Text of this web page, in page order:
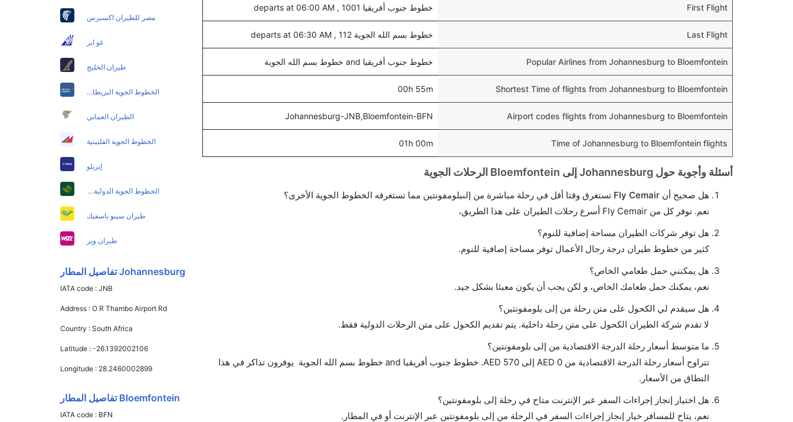
First Flight خطوط جنوب أفريقيا 1001 , departs at 06:00 AM
Last Flight خطوط بسم الله الجوية 112 , departs at 06:30 AM
Popular Airlines from Johannesburg to Bloemfontein خطوط جنوب أفريقيا and خطوط بسم الله الجوية
Shortest Time of flights from Johannesburg to Bloemfontein
00h 55m
Airport codes flights from Johannesburg to Bloemfontein
Johannesburg-JNB,Bloemfontein-BFN
Time of Johannesburg to Bloemfontein flights
01h 00m
أسئلة وأجوبة حول Johannesburg إلى Bloemfontein الرحلات الجوية
هل صحيح أن Fly Cemair تستغرق وقتا أقل في رحلة مباشرة من إلىبلومفونتين مما تستغرقه الخطوط الجوية الأخرى؟
نعم. توفر كل من Fly Cemair أسرع رحلات الطيران على هذا الطريق،
هل توفر شركات الطيران مساحة إضافية للنوم؟
كثير من خطوط طيران درجة رجال الأعمال توفر مساحة إضافية للنوم.
هل يمكنني حمل طعامي الخاص؟
نعم، يمكنك حمل طعامك الخاص، و لكن يجب أن يكون معبئا بشكل جيد.
هل سيقدم لي الكحول على متن رحلة من إلى بلومفونتين؟
لا تقدم شركة الطيران الكحول على متن رحلة داخلية. يتم تقديم الكحول على متن الرحلات الدولية فقط.
ما متوسط أسعار رحلة الدرجة الاقتصادية من إلى بلومفونتين؟
تتراوح أسعار رحلة الدرجة الاقتصادية من AED 0 إلى AED 570. خطوط جنوب أفريقيا and خطوط بسم الله الجوية يوفرون تذاكر في هذا
النطاق من الأسعار.
هل اختيار إنجاز إجراءات السفر عبر الإنترنت متاح في رحلة إلى بلومفونتين؟
نعم، يتاح للمسافر خيار إنجاز إجراءات السفر في الرحلة من إلى بلومفونتين عبر الإنترنت أو في المطار.
مصر للطيران اكسبرس
غو اير
طيران الخليج
الخطوط الجوية البريطانية
الطيران العماني
الخطوط الجوية الفلبينية
إيربلو
الخطوط الجوية الدولية الباكستانية
طيران سيبو باسفيك
طيران ويز
Johannesburg تفاصيل المطار
IATA code :JNB
Address :O R Thambo Airport Rd
Country :South Africa
Latitude :-26.1392002106
Longitude : 28.2460002899
Bloemfontein تفاصيل المطار
IATA code : BFN